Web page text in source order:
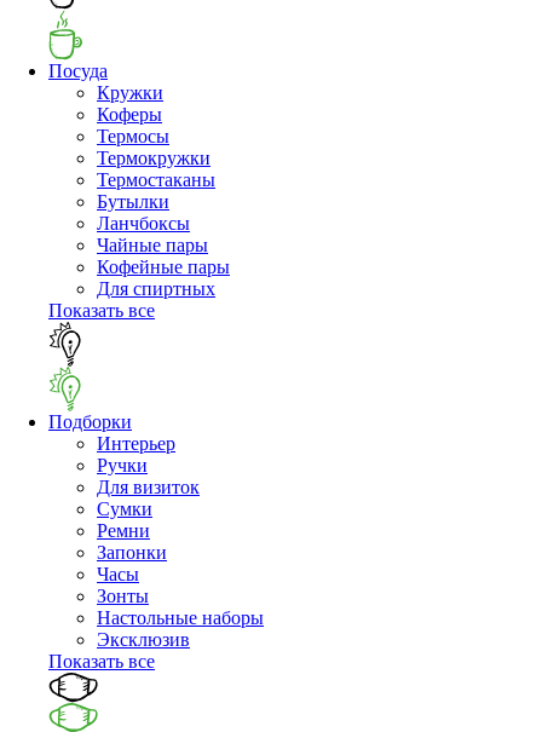
Посуда
Кружки
Коферы
Термосы
Термокружки
Термостаканы
Бутылки
Ланчбоксы
Чайные пары
Кофейные пары
Для спиртных
Показать все
Подборки
Интерьер
Ручки
Для визиток
Сумки
Ремни
Запонки
Часы
Зонты
Настольные наборы
Эксклюзив
Показать все